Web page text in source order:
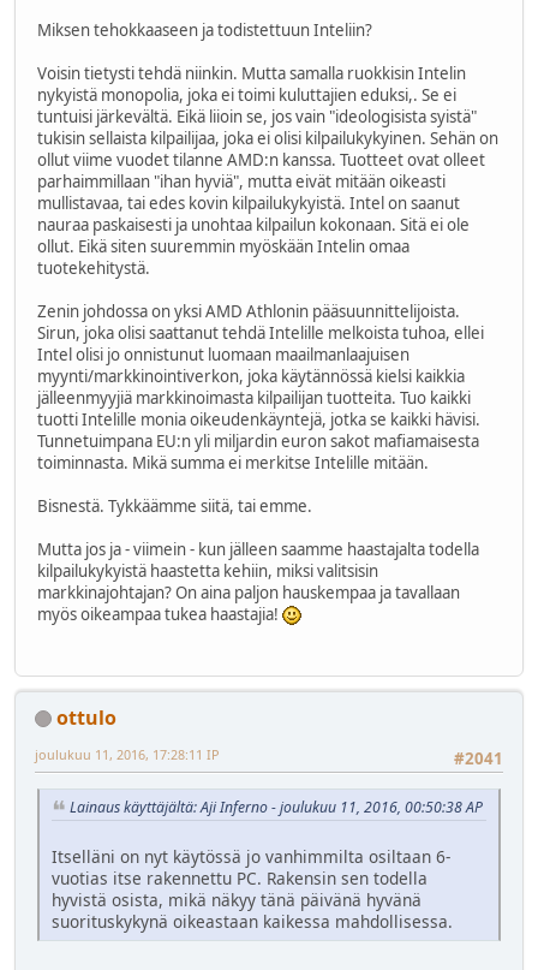
Miksen tehokkaaseen ja todistettuun Inteliin?
Voisin tietysti tehdä niinkin. Mutta samalla ruokkisin Intelin
nykyistä monopolia, joka ei toimi kuluttajien eduksi,. Se ei
tuntuisi järkevältä. Eikä liioin se, jos vain "ideologisista syistä"
tukisin sellaista kilpailijaa, joka ei olisi kilpailukykyinen. Sehän on
ollut viime vuodet tilanne AMD:n kanssa. Tuotteet ovat olleet
parhaimmillaan "ihan hyviä", mutta eivät mitään oikeasti
mullistavaa, tai edes kovin kilpailukykyistä. Intel on saanut
nauraa paskaisesti ja unohtaa kilpailun kokonaan. Sitä ei ole
ollut. Eikä siten suuremmin myöskään Intelin omaa
tuotekehitystä.
Zenin johdossa on yksi AMD Athlonin pääsuunnittelijoista.
Sirun, joka olisi saattanut tehdä Intelille melkoista tuhoa, ellei
Intel olisi jo onnistunut luomaan maailmanlaajuisen
myynti/markkinointiverkon, joka käytännössä kielsi kaikkia
jälleenmyyjiä markkinoimasta kilpailijan tuotteita. Tuo kaikki
tuotti Intelille monia oikeudenkäyntejä, jotka se kaikki hävisi.
Tunnetuimpana EU:n yli miljardin euron sakot mafiamaisesta
toiminnasta. Mikä summa ei merkitse Intelille mitään.
Bisnestä. Tykkäämme siitä, tai emme.
Mutta jos ja - viimein - kun jälleen saamme haastajalta todella
kilpailukykyistä haastetta kehiin, miksi valitsisin
markkinajohtajan? On aina paljon hauskempaa ja tavallaan
myös oikeampaa tukea haastajia!
ottulo
#2041
joulukuu 11, 2016, 17:28:11 IP
Lainaus käyttäjältä: Aji Inferno - joulukuu 11, 2016, 00:50:38 AP
Itselläni on nyt käytössä jo vanhimmilta osiltaan 6-
vuotias itse rakennettu PC. Rakensin sen todella
hyvistä osista, mikä näkyy tänä päivänä hyvänä
suorituskykynä oikeastaan kaikessa mahdollisessa.